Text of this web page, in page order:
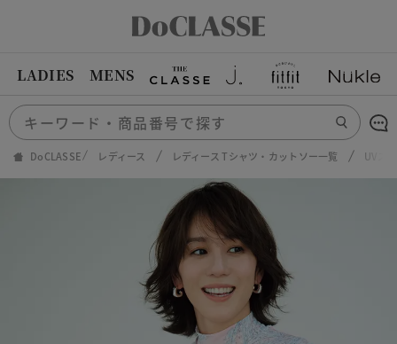
LADIES MENS
DoCLASSE レディース レディース Tシャツ・カットソー一覧 UVス